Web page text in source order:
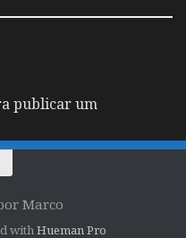
publicar um
Marco
withHueman Pro